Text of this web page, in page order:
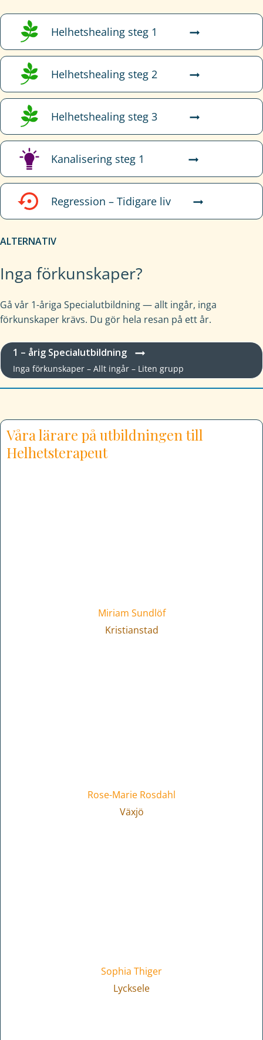
Helhetshealing steg 1
Helhetshealing steg 2
Helhetshealing steg 3
Kanalisering steg 1
Regression – Tidigare liv
ALTERNATIV
Inga förkunskaper?
Gå vår 1-åriga Specialutbildning — allt ingår, inga
förkunskaper krävs. Du gör hela resan på ett år.
1 – årig Specialutbildning
Inga förkunskaper – Allt ingår – Liten grupp
Våra lärare på utbildningen till
Helhetsterapeut
Miriam Sundlöf
Kristianstad
Rose-Marie Rosdahl
Växjö
Sophia Thiger
Lycksele